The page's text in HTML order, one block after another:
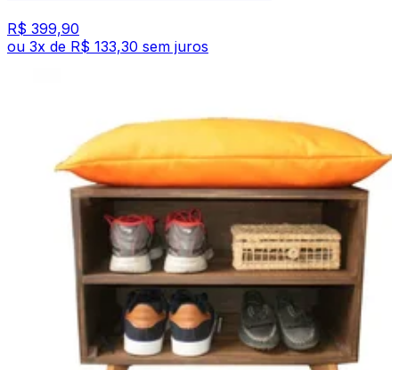
R$ 399,90
ou 3x de R$ 133,30 sem juros